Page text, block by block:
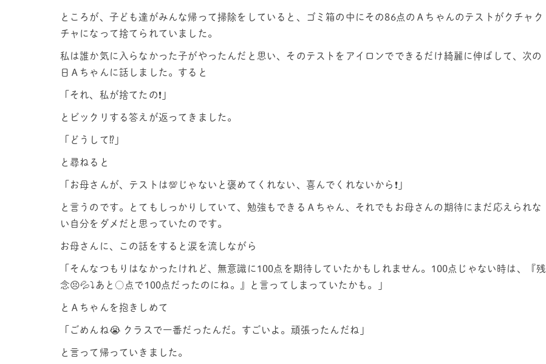
ところが、子ども達がみんな帰って掃除をしていると、ゴミ箱の中にその86点のＡちゃんのテストがクチャク
チャになって捨てられていました。
私は誰か気に入らなかった子がやったんだと思い、そのテストをアイロンでできるだけ綺麗に伸ばして、次の
日Ａちゃんに話しました。すると
「それ、私が捨てたの❗️」
とビックリする答えが返ってきました。
「どうして⁉️」
と尋ねると
「お母さんが、テストは💯じゃないと褒めてくれない、喜んでくれないから❗️」
と言うのです。とてもしっかりしていて、勉強もできるＡちゃん、それでもお母さんの期待にまだ応えられな
い自分をダメだと思っていたのです。
お母さんに、この話をすると涙を流しながら
「そんなつもりはなかったけれど、無意識に100点を期待していたかもしれません。100点じゃない時は、『残
念😣💦⤵️あと○点で100点だったのにね。』と言ってしまっていたかも。」
とＡちゃんを抱きしめて
「ごめんね😭 クラスで一番だったんだ。すごいよ。頑張ったんだね」
と言って帰っていきました。